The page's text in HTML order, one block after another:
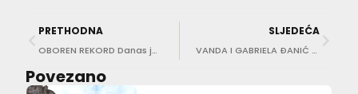
PRETHODNA
OBOREN REKORD Danas je najtoplije bilo u Dubrovniku
SLJEDEĆA
VANDA I GABRIELA ĐANIĆ Mama i kći violončelistice stvaraju lijepu glazbenu priču
Povezano